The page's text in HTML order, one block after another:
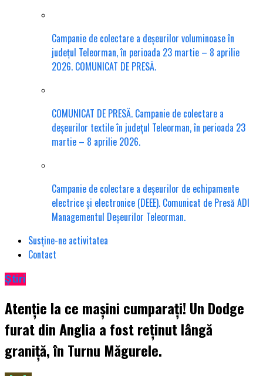
Campanie de colectare a deșeurilor voluminoase în
județul Teleorman, în perioada 23 martie – 8 aprilie
2026. COMUNICAT DE PRESĂ.
COMUNICAT DE PRESĂ. Campanie de colectare a
deșeurilor textile în județul Teleorman, în perioada 23
martie – 8 aprilie 2026.
Campanie de colectare a deșeurilor de echipamente
electrice și electronice (DEEE). Comunicat de Presă ADI
Managementul Deșeurilor Teleorman.
Susține-ne activitatea
Contact
Știri
Atenție la ce mașini cumparați! Un Dodge
furat din Anglia a fost reținut lângă
graniță, în Turnu Măgurele.